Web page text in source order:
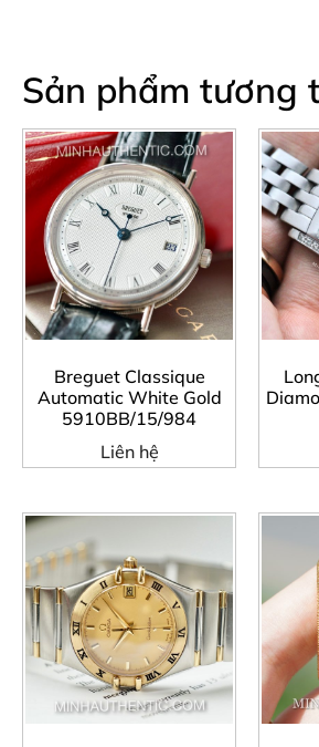
Sản phẩm tương
Breguet Classique
Automatic White Gold
5910BB/15/984
Liên hệ